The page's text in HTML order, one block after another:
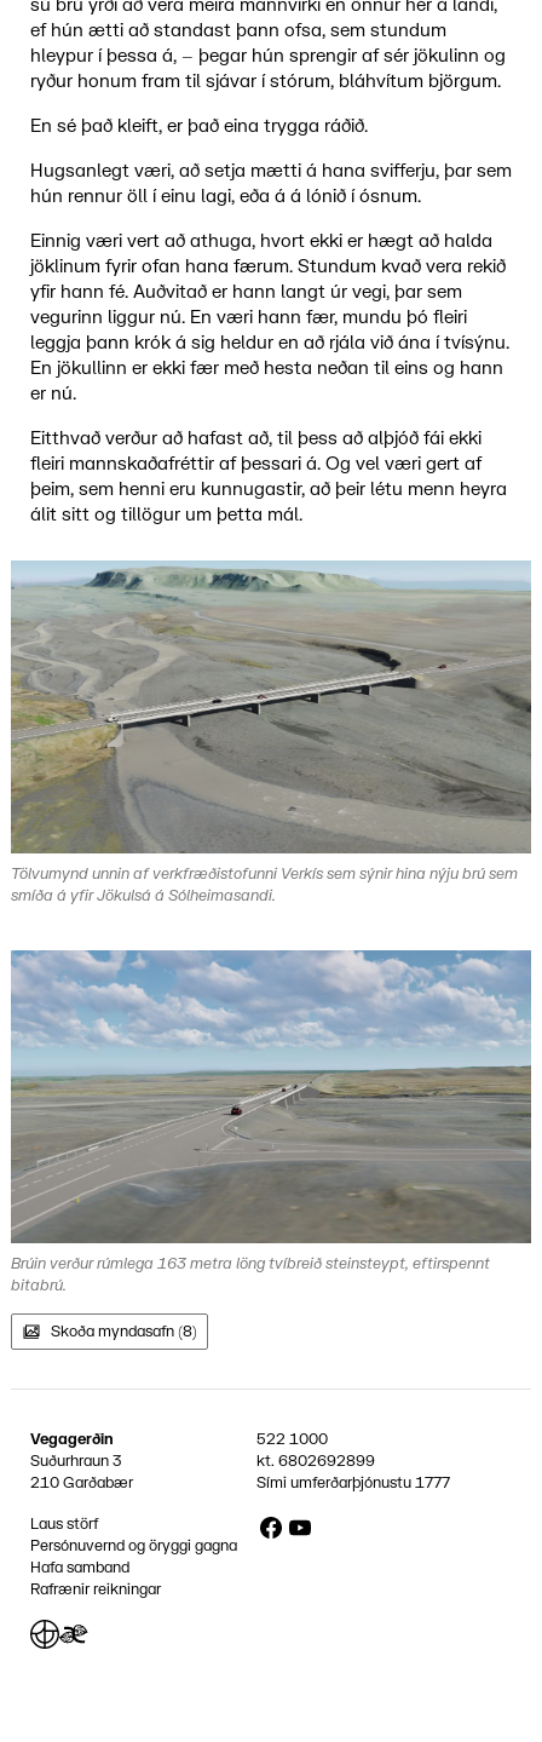
sú brú yrði að vera meira mannvirki en önnur hér á landi,
ef hún ætti að standast þann ofsa, sem stundum
hleypur í þessa á, – þegar hún sprengir af sér jökulinn og
ryður honum fram til sjávar í stórum, bláhvítum björgum.
En sé það kleift, er það eina trygga ráðið.
Hugsanlegt væri, að setja mætti á hana svifferju, þar sem
hún rennur öll í einu lagi, eða á á lónið í ósnum.
Einnig væri vert að athuga, hvort ekki er hægt að halda
jöklinum fyrir ofan hana færum. Stundum kvað vera rekið
yfir hann fé. Auðvitað er hann langt úr vegi, þar sem
vegurinn liggur nú. En væri hann fær, mundu þó fleiri
leggja þann krók á sig heldur en að rjála við ána í tvísýnu.
En jökullinn er ekki fær með hesta neðan til eins og hann
er nú.
Eitthvað verður að hafast að, til þess að alþjóð fái ekki
fleiri mannskaðafréttir af þessari á. Og vel væri gert af
þeim, sem henni eru kunnugastir, að þeir létu menn heyra
álit sitt og tillögur um þetta mál.
Tölvumynd unnin af verkfræðistofunni Verkís sem sýnir hina nýju brú sem
smíða á yfir Jökulsá á Sólheimasandi.
Brúin verður rúmlega 163 metra löng tvíbreið steinsteypt, eftirspennt
bitabrú.
Skoða myndasafn (8)
Vegagerðin
Suðurhraun 3
210 Garðabær
522 1000
kt.6802692899
Sími umferðarþjónustu1777
Laus störf
Persónuvernd og öryggi gagna
Hafa samband
Rafrænir reikningar
FacebookYouTube
Jafnlaunavottun
Græn Skref